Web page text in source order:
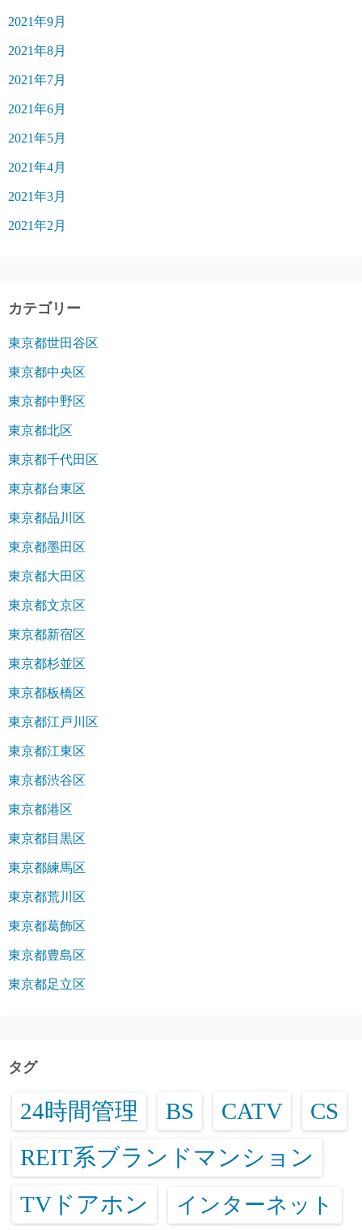
2021年9月
2021年8月
2021年7月
2021年6月
2021年5月
2021年4月
2021年3月
2021年2月
カテゴリー
東京都世田谷区
東京都中央区
東京都中野区
東京都北区
東京都千代田区
東京都台東区
東京都品川区
東京都墨田区
東京都大田区
東京都文京区
東京都新宿区
東京都杉並区
東京都板橋区
東京都江戸川区
東京都江東区
東京都渋谷区
東京都港区
東京都目黒区
東京都練馬区
東京都荒川区
東京都葛飾区
東京都豊島区
東京都足立区
タグ
24時間管理 BS CATV CS
REIT系ブランドマンション
TVドアホン インターネット